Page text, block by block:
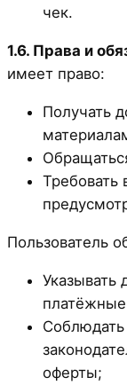
чек.
1.6. Права и
имеет право:
Получать
Требовать
Пользователь
Указывать
оферты;